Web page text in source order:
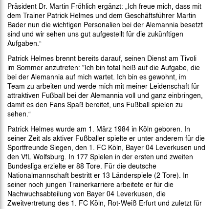
Präsident Dr. Martin Fröhlich ergänzt: „Ich freue mich, dass mit
dem Trainer Patrick Helmes und dem Geschäftsführer Martin
Bader nun die wichtigen Personalien bei der Alemannia besetzt
sind und wir sehen uns gut aufgestellt für die zukünftigen
Aufgaben.“
Patrick Helmes brennt bereits darauf, seinen Dienst am Tivoli
im Sommer anzutreten: "Ich bin total heiß auf die Aufgabe, die
bei der Alemannia auf mich wartet. Ich bin es gewohnt, im
Team zu arbeiten und werde mich mit meiner Leidenschaft für
attraktiven Fußball bei der Alemannia voll und ganz einbringen,
damit es den Fans Spaß bereitet, uns Fußball spielen zu
sehen.“
Patrick Helmes wurde am 1. März 1984 in Köln geboren. In
seiner Zeit als aktiver Fußballer spielte er unter anderem für die
Sportfreunde Siegen, den 1. FC Köln, Bayer 04 Leverkusen und
den VfL Wolfsburg. In 177 Spielen in der ersten und zweiten
Bundesliga erzielte er 88 Tore. Für die deutsche
Nationalmannschaft bestritt er 13 Länderspiele (2 Tore). In
seiner noch jungen Trainerkarriere arbeitete er für die
Nachwuchsabteilung von Bayer 04 Leverkusen, die
Zweitvertretung des 1. FC Köln, Rot-Weiß Erfurt und zuletzt für